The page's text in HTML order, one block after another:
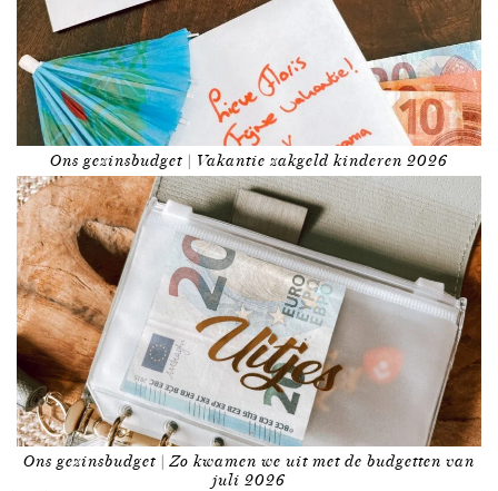
Ons gezinsbudget | Vakantie zakgeld kinderen 2026
Ons gezinsbudget | Zo kwamen we uit met de budgetten van
juli 2026